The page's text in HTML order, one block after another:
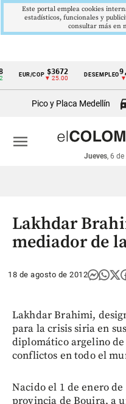
Cintillo
económicos
Colombia
EUR/COP $3672
▼ 25.00
DESEMPLEO9,9
▼
Pico y Placa Medellín
Jueves, 6
menu
Lakhdar
mediador de
18 de agosto de 2012
Lakhdar Brahimi,
para la crisis siria en
diplomático argelino
conflictos en todo el
Nacido el 1 de enero
provincia de Bouira, a
Este portal emplea cookies
estadísticos, funcionales y
consultar más en